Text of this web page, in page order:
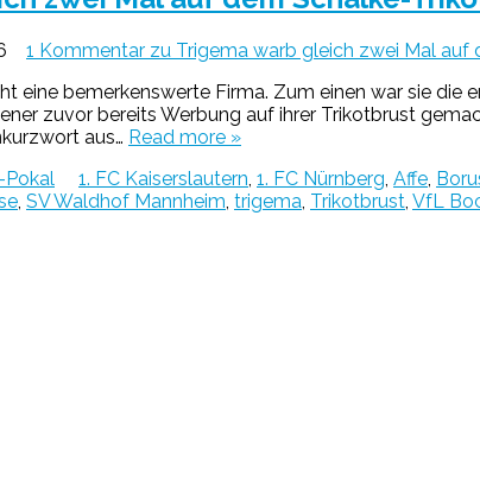
1 Kommentar zu Trigema warb gleich zwei Mal auf
eine bemerkenswerte Firma. Zum einen war sie
zuvor bereits Werbung auf ihrer Trikotbrust
aus… Read more »
Pokal 1. FC Kaiserslautern 1. FC Nürnberg Affe
SV Waldhof Mannheim trigema Trikotbrust VfL